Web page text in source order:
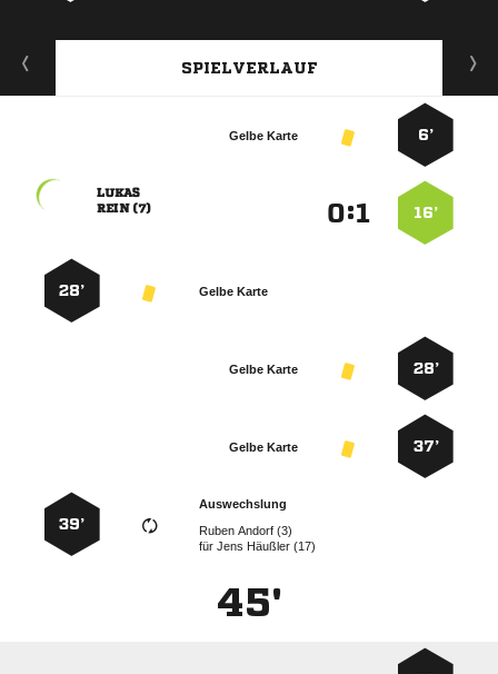
SPIELVERLAUF
6’
Gelbe Karte
16’
:

 
Gelbe Karte
28’
28’
Gelbe Karte
37’
Gelbe Karte
Auswechslung
  
für  
39’
45'